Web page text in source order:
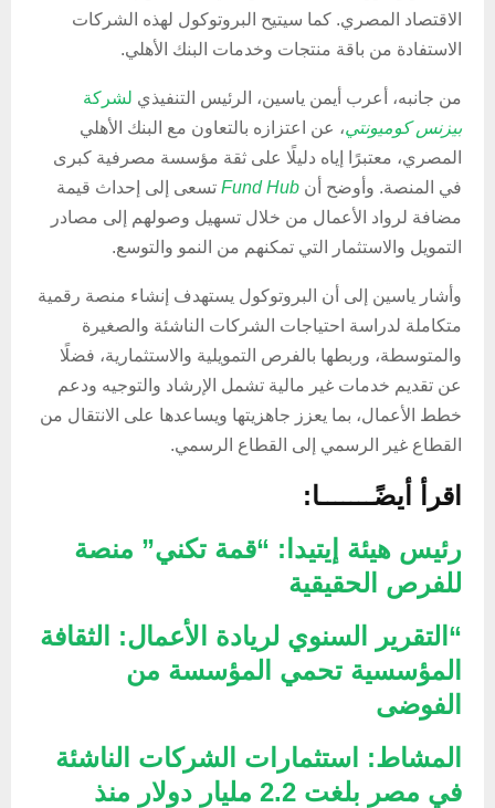
الاقتصاد المصري. كما سيتيح البروتوكول لهذه الشركات
الاستفادة من باقة منتجات وخدمات البنك الأهلي.
من جانبه، أعرب أيمن ياسين، الرئيس التنفيذي لشركة
بيزنس كوميونتي، عن اعتزازه بالتعاون مع البنك الأهلي
المصري، معتبرًا إياه دليلًا على ثقة مؤسسة مصرفية كبرى
في المنصة. وأوضح أن Fund Hub تسعى إلى إحداث قيمة
مضافة لرواد الأعمال من خلال تسهيل وصولهم إلى مصادر
التمويل والاستثمار التي تمكنهم من النمو والتوسع.
وأشار ياسين إلى أن البروتوكول يستهدف إنشاء منصة رقمية
متكاملة لدراسة احتياجات الشركات الناشئة والصغيرة
والمتوسطة، وربطها بالفرص التمويلية والاستثمارية، فضلًا
عن تقديم خدمات غير مالية تشمل الإرشاد والتوجيه ودعم
خطط الأعمال، بما يعزز جاهزيتها ويساعدها على الانتقال من
القطاع غير الرسمي إلى القطاع الرسمي.
اقرأ أيضًـــــــا:
رئيس هيئة إيتيدا: “قمة تكني” منصة
للفرص الحقيقية
“التقرير السنوي لريادة الأعمال: الثقافة
المؤسسية تحمي المؤسسة من
الفوضى
المشاط: استثمارات الشركات الناشئة
في مصر بلغت 2.2 مليار دولار منذ